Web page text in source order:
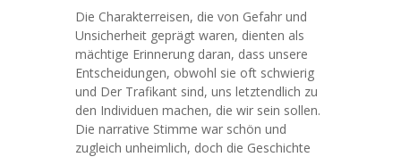
Die Charakterreisen, die von Gefahr und
Unsicherheit geprägt waren, dienten als
mächtige Erinnerung daran, dass unsere
Entscheidungen, obwohl sie oft schwierig
und Der Trafikant sind, uns letztendlich zu
den Individuen machen, die wir sein sollen.
Die narrative Stimme war schön und
zugleich unheimlich, doch die Geschichte